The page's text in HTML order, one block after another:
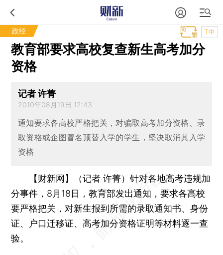
政经 T中
教育部要求高校复查新生高考加分
资格
记者 许菁
2010年08月19日 12:43
通知要求各高校严格把关，对骗取高考加分资格、录
取资格或企图冒名顶替入学的学生，坚决取消其入学
资格
【财新网】（记者 许菁）针对各地高考违规加
分事件，8月18日，教育部发出通知，要求各高校
要严格把关，对新生报到所需的录取通知书、身份
证、户口迁移证、高考加分资格证明等材料逐一查
验。